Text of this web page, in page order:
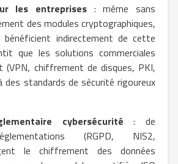
les entreprises : même sans
des modules cryptographiques,
bénéficient indirectement de cette
que les solutions commerciales
(VPN, chiffrement de disques, PKI,
des standards de sécurité rigoureux
cybersécurité : de
(RGPD, NIS2,
le chiffrement des données